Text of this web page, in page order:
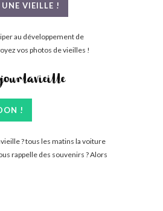
UNE VIEILLE !
au développement de
vos photos de vieilles !
!
? tous les matins la voiture
rappelle des souvenirs ? Alors